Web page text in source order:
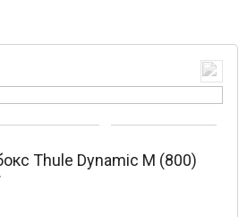
Thule Dynamic M (800)